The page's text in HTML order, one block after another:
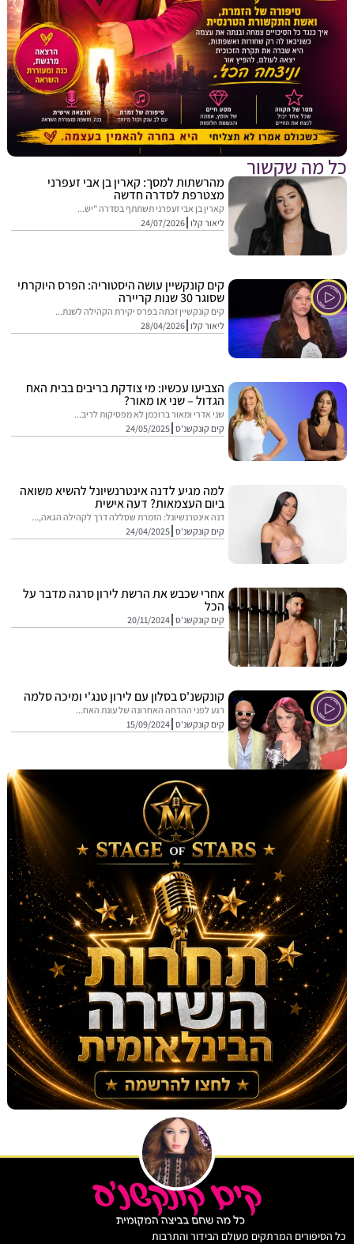
שקשור
מהרשתות למסך: קארין בן אבי זעפרני
מצטרפת לסדרה חדשה
קארין בן אבי זעפרני תשתתף בסדרה "יש...
ליאור קלו 24/07/2026
קים קונקשיין עושה היסטוריה: הפרס היוקרתי
שסוגר 30 שנות קריירה
קים קונקשיין זכתה בפרס יקירת הקהילה לשנת...
ליאור קלו 28/04/2026
הצביעו עכשיו: מי צודקת בריבים בבית האח
הגדול – שני או מאור?
שני אדרי ומאור ברוכמן לא מפסיקות לריב...
קים קונקשנ'ס 24/05/2025
למה מגיע לדנה אינטרנשיונל להשיא משואה
ביום העצמאות? דעה אישית
דנה אינטרנשיונל: הזמרת שסללה דרך לקהילה הגאה,...
קים קונקשנ'ס 24/04/2025
אחרי שכבש את הרשת לירון סרגה מדבר על
הכל
קים קונקשנ'ס 20/11/2024
קונקשנ'ס בסלון עם לירון טנג'י ומיכה סלמה
רגע לפני ההדחה האחרונה של עונת האח...
קים קונקשנ'ס 15/09/2024
המרתקים מעולם הבידור והתרבות